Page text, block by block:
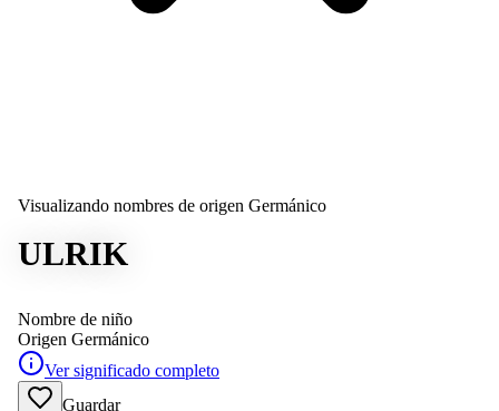
Visualizando nombres de origen Germánico
ULRIK
Nombre de niño
Origen Germánico
Ver significado completo
Guardar